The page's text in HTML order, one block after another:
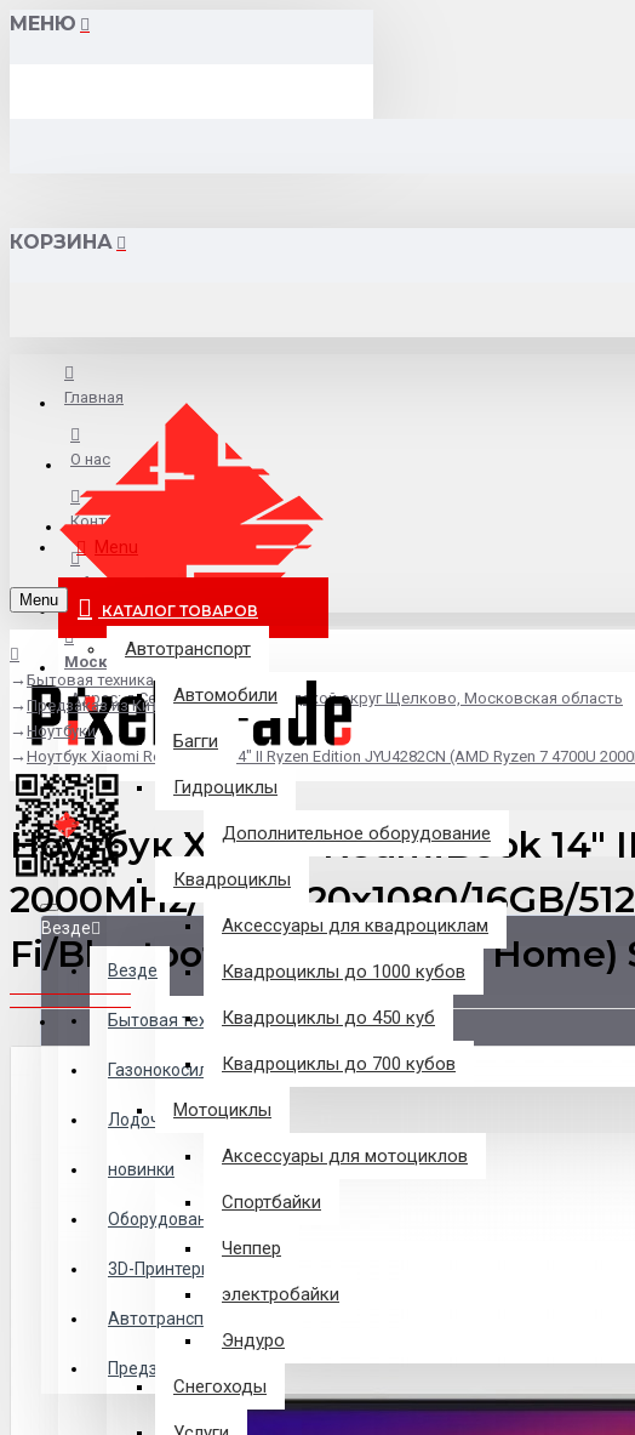
МЕНЮ
КОРЗИНА
Главная
О нас
Контакты
info@pixel-trade.ru
Москва
Адрес: д.Серково, вл1А, городской округ Щелково, Московская область
Везде
Везде
Бытовая техника
Газонокосилки
Лодочные Моторы
новинки
Оборудование
3D-Принтеры
Автотранспорт
Предзаказ из Китая
Филиалы
Закладки
0 товар(ов) - 0 р.
В корзине пусто!
Menu
КАТАЛОГ ТОВАРОВ
Автотранспорт
Автомобили
Багги
Гидроциклы
Дополнительное оборудование
Квадроциклы
Аксессуары для квадроциклам
Квадроциклы до 1000 кубов
Квадроциклы до 450 куб
Квадроциклы до 700 кубов
Мотоциклы
Аксессуары для мотоциклов
Спортбайки
Чеппер
электробайки
Эндуро
Снегоходы
Menu
Бытовая техника
Предзаказ из Китая
Ноутбуки
Ноутбук Xiaomi RedmiBook 14" II Ryzen Edition JYU4282CN (AMD Ryzen 7 4700U
Ноутбук Xiaomi RedmiBook 14"
2000MHz/14"/1920x1080/16GB/
Fi/Bluetooth/Windows 10 Home)